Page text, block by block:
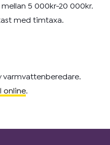
5 000kr-20 000kr.
med timtaxa.
varmvattenberedare.
online.